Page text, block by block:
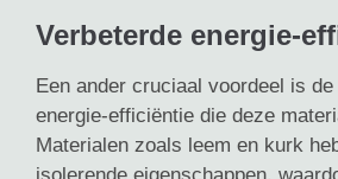
Verbeterde energie-
Een ander cruciaal voordeel is
energie-efficiëntie die deze
Materialen zoals leem en kurk